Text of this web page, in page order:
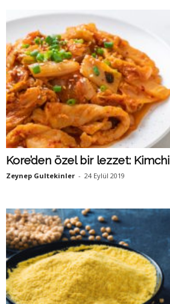
Kore’den özel bir lezzet: Kimchi
Zeynep Gultekinler - 24 Eylül 2019